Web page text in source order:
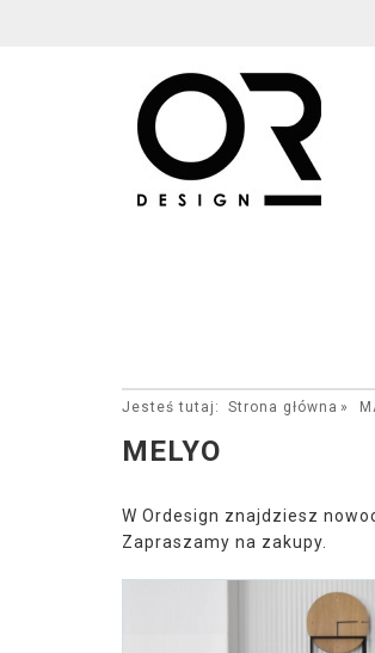
Jesteś tutaj: Strona główna
MELYO
W Ordesign znajdziesz
Zapraszamy na zakupy.